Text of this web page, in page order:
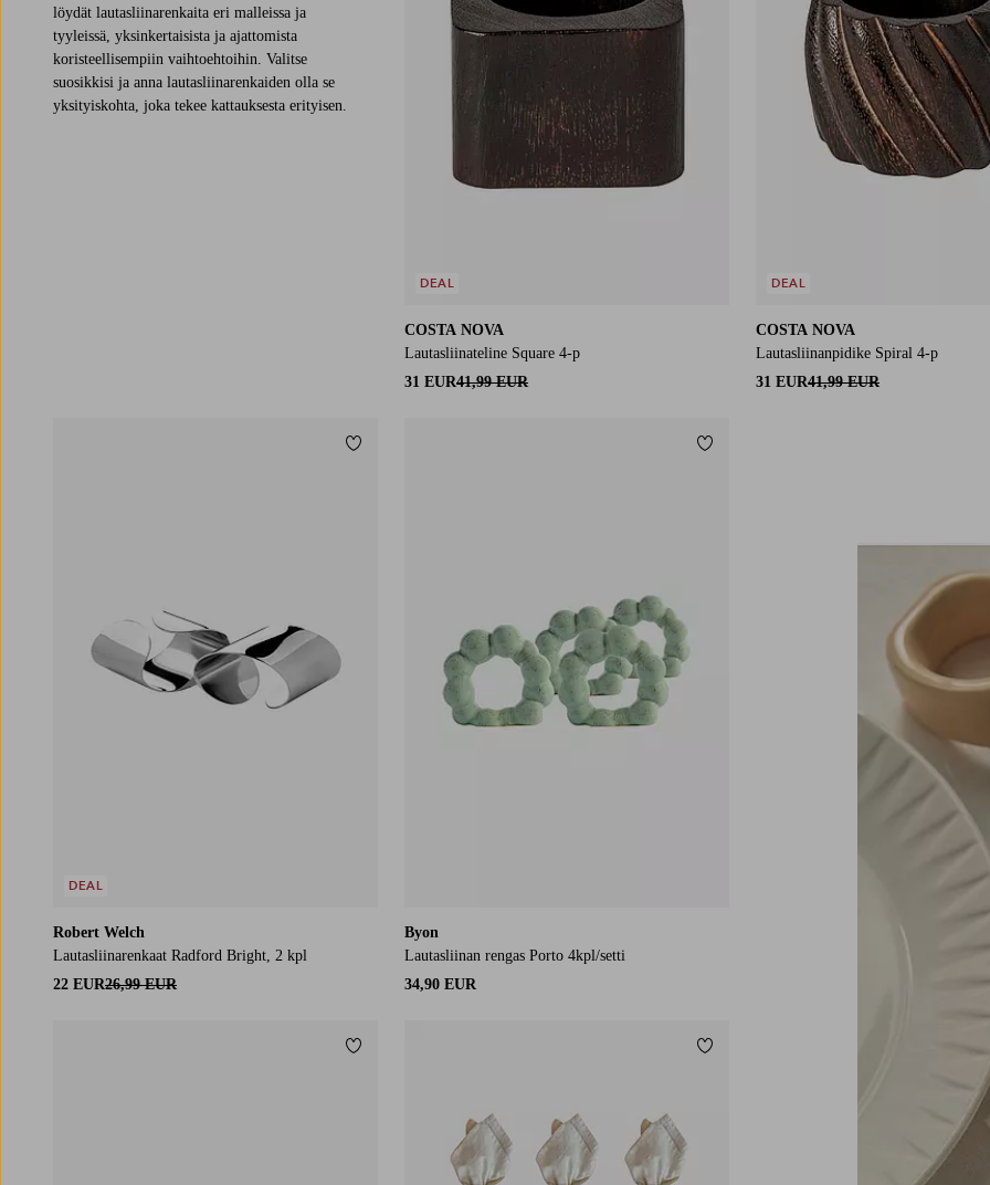
löydät lautasliinarenkaita eri malleissa ja
tyyleissä, yksinkertaisista ja ajattomista
koristeellisempiin vaihtoehtoihin. Valitse
suosikkisi ja anna lautasliinarenkaiden olla se
yksityiskohta, joka tekee kattauksesta erityisen.
COSTA NOVA
Lautasliinateline Square 4-p
31 EUR41,99 EUR
DEAL
COSTA NOVA
Lautasliinanpidike Spiral 4-p
31 EUR41,99 EUR
DEAL
Robert Welch
Lautasliinarenkaat Radford Bright, 2 kpl
22 EUR26,99 EUR
DEAL
Lisää suosikkeihin
Byon
Lautasliinan rengas Porto 4kpl/setti
34,90 EUR
Lisää suosikkeihin
Lisää suosikkeihin Lisää suosikkeihin